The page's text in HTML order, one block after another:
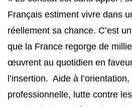
Français estiment vivre dans
réellement sa chance. C’est
que la France regorge de
œuvrent au quotidien en
l’insertion. Aide à
professionnelle, lutte contre